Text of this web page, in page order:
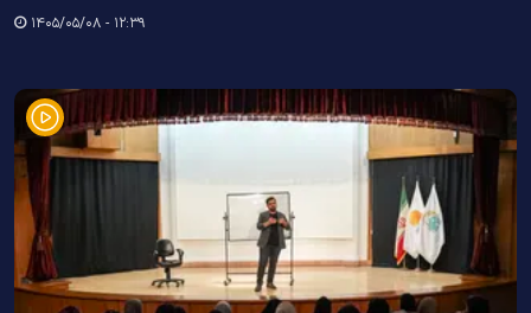
۱۲:۳۹ - ۱۴۰۵/۰۵/۰۸